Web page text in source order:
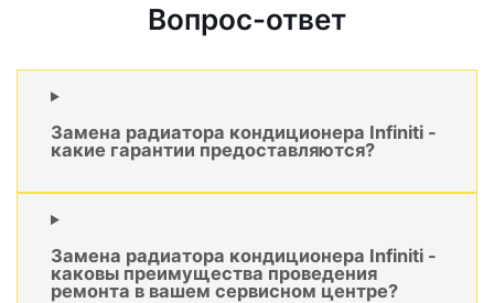
Вопрос-ответ
Замена радиатора кондиционера Infiniti -
какие гарантии предоставляются?
Замена радиатора кондиционера Infiniti -
каковы преимущества проведения
ремонта в вашем сервисном центре?